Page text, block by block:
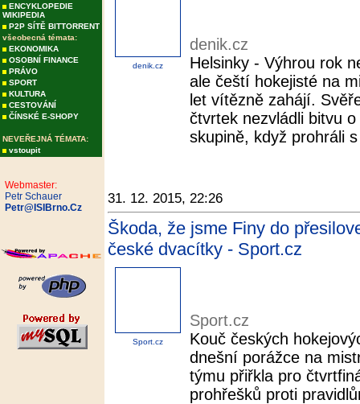
ENCYKLOPEDIE
WIKIPEDIA
P2P SÍTĚ BITTORRENT
všeobecná témata:
EKONOMIKA
OSOBNÍ FINANCE
PRÁVO
SPORT
KULTURA
CESTOVÁNÍ
ČÍNSKÉ E-SHOPY
NEVEŘEJNÁ TÉMATA:
vstoupit
Webmaster:
Petr Schauer
Petr@ISIBrno.Cz
denik.cz
denik.cz
Helsinky - Výhrou rok
ale čeští hokejisté na
let vítězně zahájí.
čtvrtek nezvládli bitvu
skupině, když prohráli
31. 12. 2015, 22:26
Škoda, že jsme Finy do
české dvacítky - Sport.cz
Sport.cz
Sport.cz
Kouč českých
dnešní porážce na
týmu přiřkla pro
prohřešků proti